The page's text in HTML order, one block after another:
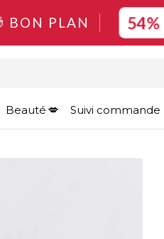
BON PLAN 54%
Beauté Suivi commande